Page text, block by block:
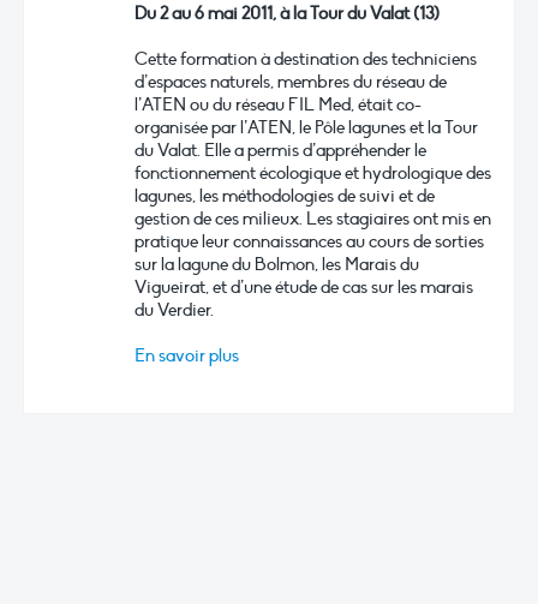
Du 2 au 6 mai 2011, à la Tour du Valat (13)
Cette formation à destination des techniciens
d’espaces naturels, membres du réseau de
l’ATEN ou du réseau FIL Med, était co-
organisée par l’ATEN, le Pôle lagunes et la Tour
du Valat. Elle a permis d’appréhender le
fonctionnement écologique et hydrologique des
lagunes, les méthodologies de suivi et de
gestion de ces milieux. Les stagiaires ont mis en
pratique leur connaissances au cours de sorties
sur la lagune du Bolmon, les Marais du
Vigueirat, et d’une étude de cas sur les marais
du Verdier.
En savoir plus